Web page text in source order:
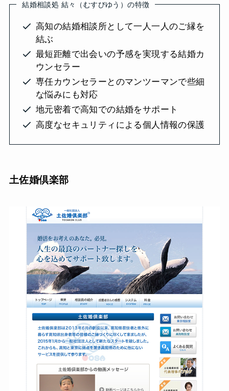
結婚相談処 結々（むすびゆう）の特徴
高知の結婚相談所として一人一人のご縁を
結ぶ
最短距離で出会いの予感を実現する結婚カ
ウンセラー
専任カウンセラーとのマンツーマンで些細
な悩みにも対応
地元密着で高知での結婚をサポート
高度なセキュリティによる個人情報の保護
土佐婚倶楽部